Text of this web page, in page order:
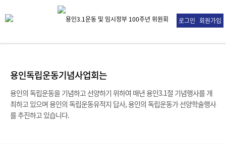
로그인 회원가입
용인독립운동기념사업회는
용인의 독립운동을 기념하고 선양하기 위하여 매년 용인3.1절 기념행사를 개
최하고 있으며 용인의 독립운동유적지 답사, 용인의 독립운동가 선양학술행사
를 추진하고 있습니다.